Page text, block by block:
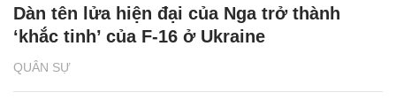
QUÂN SỰ
Dàn tên lửa hiện đại của Nga trở thành
‘khắc tinh’ của F-16 ở Ukraine